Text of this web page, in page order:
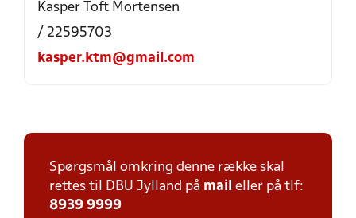
Kasper Toft Mortensen
/ 22595703
kasper.ktm@gmail.com
Spørgsmål omkring denne række skal
rettes til DBU Jylland på mail eller på tlf:
8939 9999